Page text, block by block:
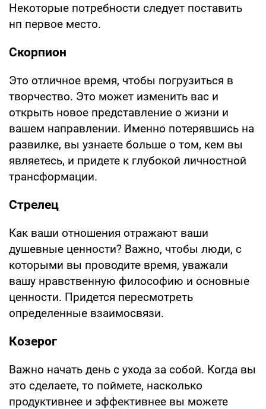
Некоторые потребности следует поставить
нп первое место.
Скорпион
Это отличное время, чтобы погрузиться в
творчество. Это может изменить вас и
открыть новое представление о жизни и
вашем направлении. Именно потерявшись на
развилке, вы узнаете больше о том, кем вы
являетесь, и придете к глубокой личностной
трансформации.
Стрелец
Как ваши отношения отражают ваши
душевные ценности? Важно, чтобы люди, с
которыми вы проводите время, уважали
вашу нравственную философию и основные
ценности. Придется пересмотреть
определенные взаимосвязи.
Козерог
Важно начать день с ухода за собой. Когда вы
это сделаете, то поймете, насколько
продуктивнее и эффективнее вы можете